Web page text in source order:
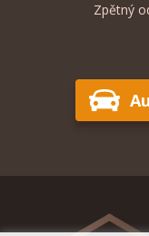
Zpětný